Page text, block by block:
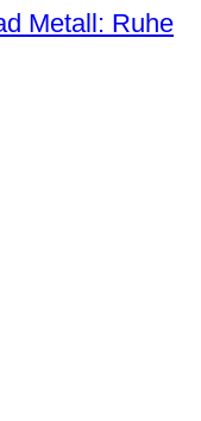
Metall: Ruhe